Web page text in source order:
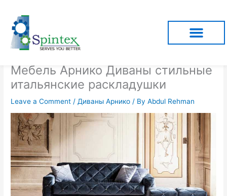
content
Мебель Арнико Диваны стильные
итальянские раскладушки
Leave a Comment / Диваны Арнико / ByAbdul Rehman